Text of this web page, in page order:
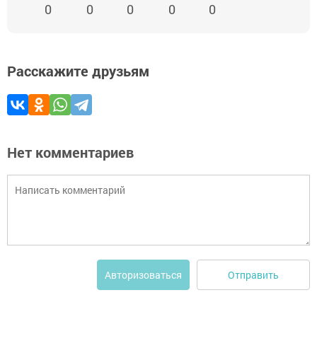
0 0 0 0 0
Расскажите друзьям
Нет комментариев
Авторизоваться Отправить